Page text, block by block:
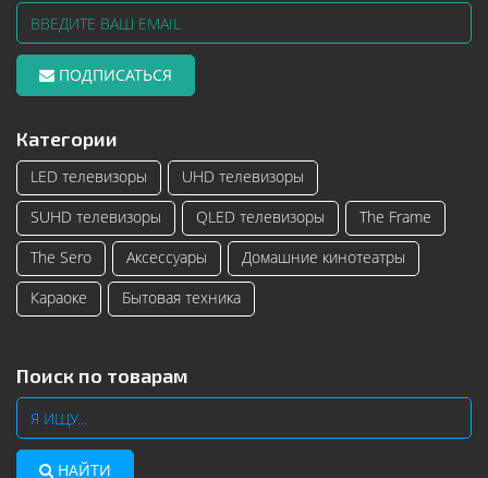
ПОДПИСАТЬСЯ
Категории
LED телевизоры
UHD телевизоры
SUHD телевизоры
QLED телевизоры
The Frame
The Sero
Аксессуары
Домашние кинотеатры
Караоке
Бытовая техника
Поиск по товарам
НАЙТИ